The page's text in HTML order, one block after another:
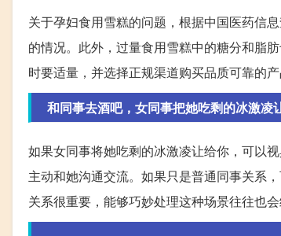
关于孕妇食用雪糕的问题，根据中国医药信
的情况。此外，过量食用雪糕中的糖分和脂
时要适量，并选择正规渠道购买品质可靠的产
和同事去酒吧，女同事把她吃剩的冰激凌
如果女同事将她吃剩的冰激凌让给你，可以
主动和她沟通交流。如果只是普通同事关系
关系很重要，能够巧妙处理这种场景往往也会